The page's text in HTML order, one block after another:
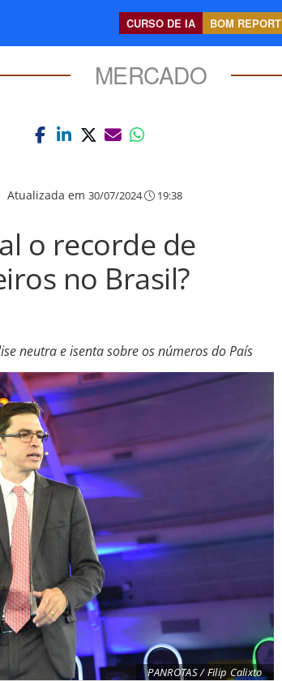
CURSO DE IA BOM REPORT
MERCADO
Atualizada em 30/07/2024 19:38
o recorde de
no Brasil?
neutra e isenta sobre os números do País
PANROTAS / Filip Calixto